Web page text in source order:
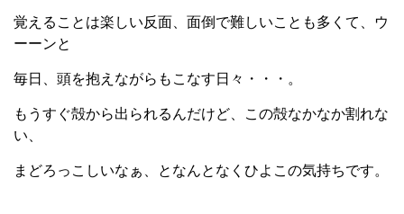
覚えることは楽しい反面、面倒で難しいことも多くて、ウ
ーーンと
毎日、頭を抱えながらもこなす日々・・・。
もうすぐ殻から出られるんだけど、この殻なかなか割れな
い、
まどろっこしいなぁ、となんとなくひよこの気持ちです。